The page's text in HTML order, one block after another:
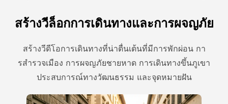
สร้างวีล็อกการเดินทางและการผจญภัย
สร้างวีดีโอการเดินทางที่น่าตื่นเต้นที่มีการพักผ่อน กา
รสํารวจเมือง การผจญภัยชายหาด การเดินทางขึ้นภูเขา
ประสบการณ์ทางวัฒนธรรม และจุดหมายฝัน